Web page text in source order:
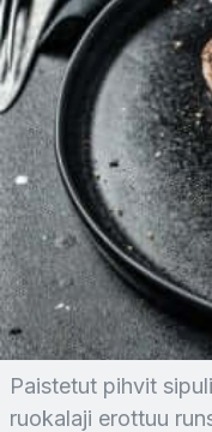
Paistetut pihvit
ruokalaji erottuu